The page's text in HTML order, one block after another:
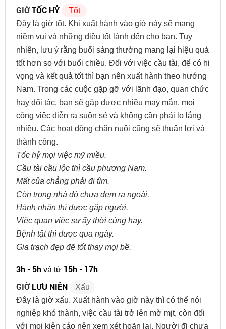
GIỜTỐC HỶ
Tốt
Đây là giờ tốt. Khi xuất hành vào giờ này sẽ mang
niềm vui và những điều tốt lành đến cho bạn. Tuy
nhiên, lưu ý rằng buổi sáng thường mang lại hiệu quả
tốt hơn so với buổi chiều. Đối với việc cầu tài, để có hi
vọng và kết quả tốt thì bạn nên xuất hành theo hướng
Nam. Trong các cuộc gặp gỡ với lãnh đạo, quan chức
hay đối tác, bạn sẽ gặp được nhiều may mắn, mọi
công việc diễn ra suôn sẻ và không cần phải lo lắng
nhiều. Các hoạt động chăn nuôi cũng sẽ thuận lợi và
thành công.
Tốc hỷ mọi việc mỹ miều.
Cầu tài cầu lộc thì cầu phương Nam.
Mất của chẳng phải đi tìm.
Còn trong nhà đó chưa đem ra ngoài.
Hành nhân thì được gặp người.
Việc quan việc sự ấy thời cùng hay.
Bệnh tật thì được qua ngày.
Gia trạch đẹp đẽ tốt thay mọi bề.
3h - 5h và từ 15h - 17h
GIỜLƯU NIÊN
Xấu
Đây là giờ xấu. Xuất hành vào giờ này thì có thể nói
nghiệp khó thành, việc cầu tài trở lên mờ mịt, còn đối
với mọi kiện cáo nên xem xét hoãn lại. Người đi chưa